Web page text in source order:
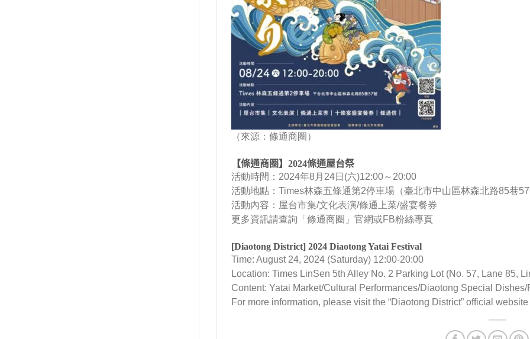
（來源：條通商圈）
【條通商圈】2024條通屋台祭
活動時間：2024年8月24日(六)12:00～20:00
活動地點：Times林森五條通第2停車場（臺北市中山區林森北路85巷
活動內容：屋台市集/文化表演/條通上菜/盛宴餐券
更多資訊請查詢「條通商圈」 官網或FB粉絲專頁
[Diaotong District] 2024 Diaotong Yatai Festival
Time: August 24, 2024 (Saturday) 12:00-20:00
Location: Times LinSen 5th Alley No. 2 Parking Lot (No. 57, Lane 85,
Content: Yatai Market/Cultural Performances/Diaotong Special Dishes/
For more information, please visit the “Diaotong District” official website